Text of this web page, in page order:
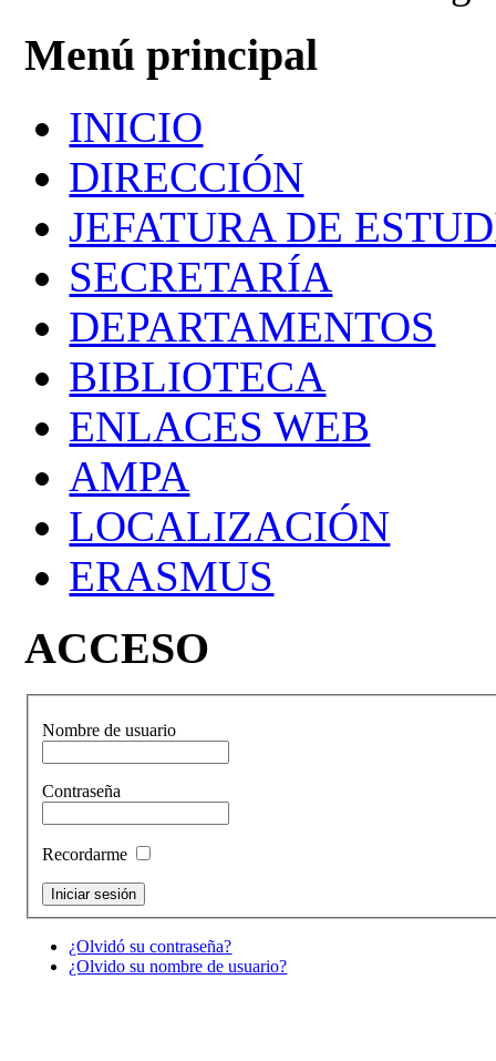
Menú principal
INICIO
DIRECCIÓN
JEFATURA DE
SECRETARÍA
DEPARTAMENTOS
BIBLIOTECA
ENLACES WEB
AMPA
LOCALIZACIÓN
ERASMUS
ACCESO
Nombre de usuario
Contraseña
Recordarme
¿Olvidó su contraseña?
¿Olvido su nombre de usuario?